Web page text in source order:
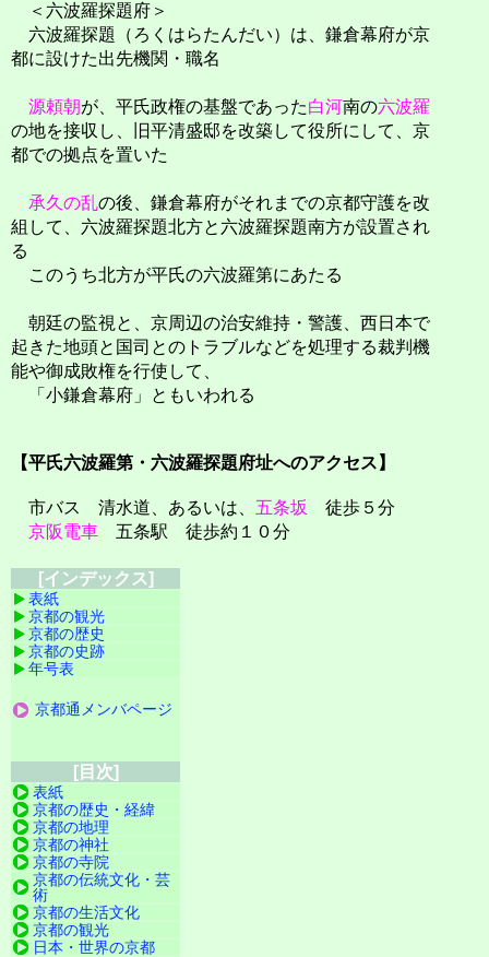
＜六波羅探題府＞
六波羅探題（ろくはらたんだい）は、鎌倉幕府が京
都に設けた出先機関・職名
源頼朝が、平氏政権の基盤であった白河南の六波羅
の地を接収し、旧平清盛邸を改築して役所にして、京
都での拠点を置いた
承久の乱の後、鎌倉幕府がそれまでの京都守護を改
組して、六波羅探題北方と六波羅探題南方が設置され
る
このうち北方が平氏の六波羅第にあたる
朝廷の監視と、京周辺の治安維持・警護、西日本で
起きた地頭と国司とのトラブルなどを処理する裁判機
能や御成敗権を行使して、
「小鎌倉幕府」ともいわれる
【平氏六波羅第・六波羅探題府址へのアクセス】
市バス 清水道、あるいは、 五条坂
徒歩５分
京阪電車 五条駅 徒歩約１０分
[インデックス]
表紙
京都の観光
京都の歴史
京都の史跡
年号表
京都通メンバページ
[目次]
表紙
京都の歴史・経緯
京都の地理
京都の神社
京都の寺院
京都の伝統文化・芸
術
京都の生活文化
京都の観光
日本・世界の京都